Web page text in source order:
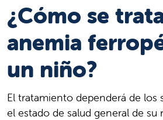
¿Cómo se
anemia
un niño?
El tratamiento dependerá de los
el estado de salud general de su